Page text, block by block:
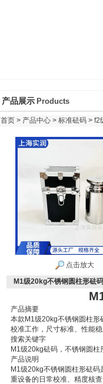
产品展示 Products
首页 > 产品中心 > 标准砝码 > f2
点击放大
M1级20kg不锈钢圆柱形砝
产品摘要
本款M1级20kg不锈钢圆柱形
校准工作，尺寸标准、性能
搜索关键字
M1级20kg砝码，不锈钢圆
产品说明
M1级20kg不锈钢圆柱形砝
重设备的日常校准、精度核